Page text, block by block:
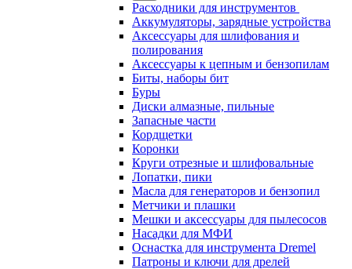
Расходники для инструментов
Аккумуляторы, зарядные устройства
Аксессуары для шлифования и
полирования
Аксессуары к цепным и бензопилам
Биты, наборы бит
Буры
Диски алмазные, пильные
Запасные части
Кордщетки
Коронки
Круги отрезные и шлифовальные
Лопатки, пики
Масла для генераторов и бензопил
Метчики и плашки
Мешки и аксессуары для пылесосов
Насадки для МФИ
Оснастка для инструмента Dremel
Патроны и ключи для дрелей